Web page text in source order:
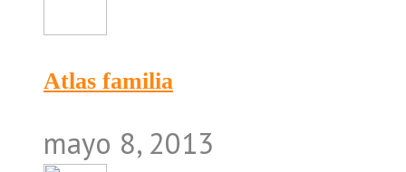
Atlas familia
mayo 8, 2013